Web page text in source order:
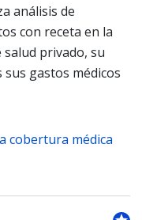
análisis de
con receta en la
salud privado, su
gastos médicos
cobertura médica